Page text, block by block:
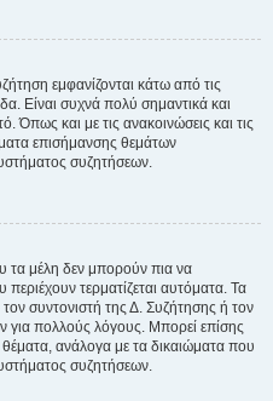
εμφανίζονται κάτω από τις
Είναι συχνά πολύ σημαντικά και
Όπως και με τις ανακοινώσεις και τις
επισήμανσης θεμάτων
συζητήσεων.
τα μέλη δεν μπορούν πια να
τερματίζεται αυτόματα. Τα
συντονιστή της Δ. Συζήτησης ή τον
για πολλούς λόγους. Μπορεί επίσης
θέματα, ανάλογα με τα δικαιώματα που
συζητήσεων.